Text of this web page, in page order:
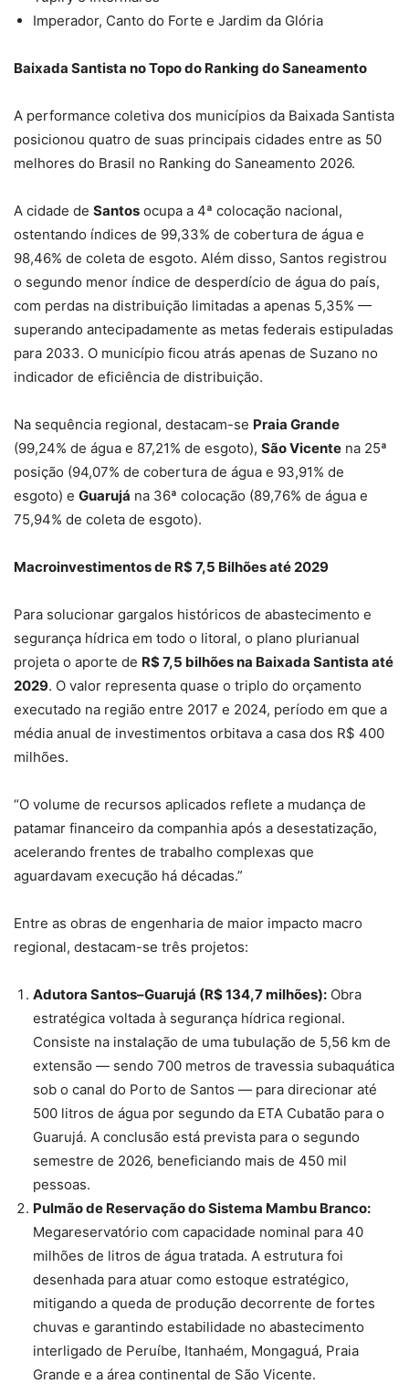
Imperador, Canto do Forte e Jardim da Glória
Baixada Santista no Topo do Ranking do Saneamento
A performance coletiva dos municípios da Baixada Santista
posicionou quatro de suas principais cidades entre as 50
melhores do Brasil no Ranking do Saneamento 2026.
A cidade de Santos ocupa a 4ª colocação nacional,
ostentando índices de 99,33% de cobertura de água e
98,46% de coleta de esgoto. Além disso, Santos registrou
o segundo menor índice de desperdício de água do país,
com perdas na distribuição limitadas a apenas 5,35% —
superando antecipadamente as metas federais estipuladas
para 2033. O município ficou atrás apenas de Suzano no
indicador de eficiência de distribuição.
Na sequência regional, destacam-se Praia Grande
(99,24% de água e 87,21% de esgoto), São Vicente na 25ª
posição (94,07% de cobertura de água e 93,91% de
esgoto) e Guarujá na 36ª colocação (89,76% de água e
75,94% de coleta de esgoto).
Macroinvestimentos de R$ 7,5 Bilhões até 2029
Para solucionar gargalos históricos de abastecimento e
segurança hídrica em todo o litoral, o plano plurianual
projeta o aporte de R$ 7,5 bilhões na Baixada Santista até
2029. O valor representa quase o triplo do orçamento
executado na região entre 2017 e 2024, período em que a
média anual de investimentos orbitava a casa dos R$ 400
milhões.
“O volume de recursos aplicados reflete a mudança de
patamar financeiro da companhia após a desestatização,
acelerando frentes de trabalho complexas que
aguardavam execução há décadas.”
Entre as obras de engenharia de maior impacto macro
regional, destacam-se três projetos:
Adutora Santos–Guarujá (R$ 134,7 milhões): Obra
estratégica voltada à segurança hídrica regional.
Consiste na instalação de uma tubulação de 5,56 km de
extensão — sendo 700 metros de travessia subaquática
sob o canal do Porto de Santos — para direcionar até
500 litros de água por segundo da ETA Cubatão para o
Guarujá. A conclusão está prevista para o segundo
semestre de 2026, beneficiando mais de 450 mil
pessoas.
Pulmão de Reservação do Sistema Mambu Branco:
Megareservatório com capacidade nominal para 40
milhões de litros de água tratada. A estrutura foi
desenhada para atuar como estoque estratégico,
mitigando a queda de produção decorrente de fortes
chuvas e garantindo estabilidade no abastecimento
interligado de Peruíbe, Itanhaém, Mongaguá, Praia
Grande e a área continental de São Vicente.